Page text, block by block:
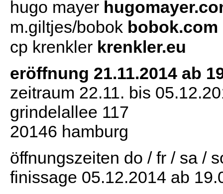
hugo mayer
m.giltjes/bobok bobok.com
cp krenkler krenkler.eu
eröffnung 21.11.2014 ab
zeitraum 22.11. bis
grindelallee 117
20146 hamburg
öffnungszeiten do / fr / sa /
finissage 05.12.2014 ab